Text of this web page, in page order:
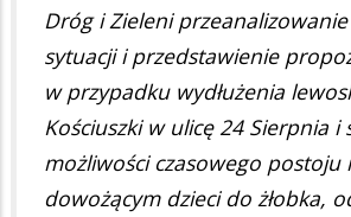
Dróg i Zieleni
sytuacji i przedstawienie
w przypadku wydłużenia
Kościuszki w ulicę 24 Sierpnia i
możliwości czasowego postoju
dowożącym dzieci do żłobka,